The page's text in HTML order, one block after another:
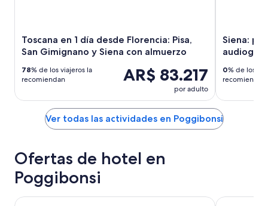
Toscana en 1 día desde Florencia: Pisa,
San Gimignano y Siena con almuerzo
AR$ 83.217
por adulto
78% de los viajeros la
recomiendan
Siena:
audioguía
0% de los
recomiendan
Ver todas las actividades en Poggibonsi
Ofertas de hotel en
Poggibonsi
Hotel Toscana Ambassador Villa San